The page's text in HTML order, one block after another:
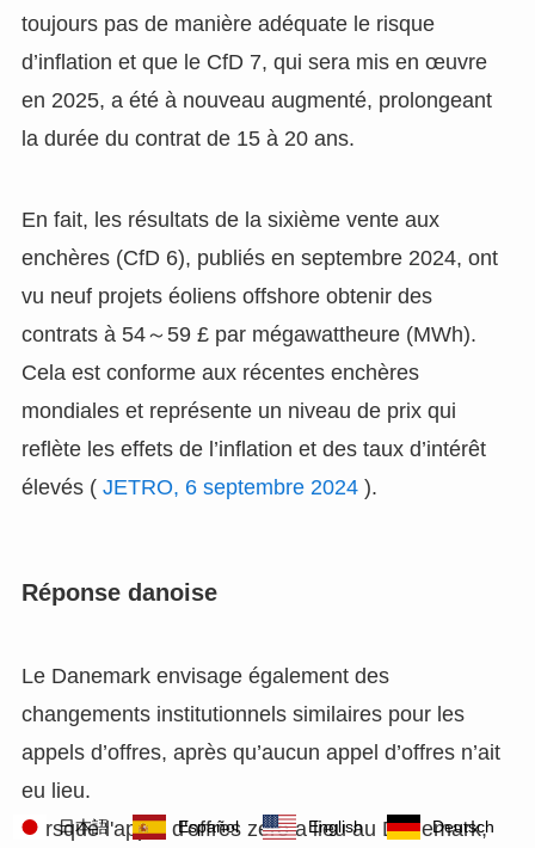
toujours pas de manière adéquate le risque
d’inflation et que le CfD 7, qui sera mis en œuvre
en 2025, a été à nouveau augmenté, prolongeant
la durée du contrat de 15 à 20 ans.
En fait, les résultats de la sixième vente aux
enchères (CfD 6), publiés en septembre 2024, ont
vu neuf projets éoliens offshore obtenir des
contrats à 54～59 £ par mégawattheure (MWh).
Cela est conforme aux récentes enchères
mondiales et représente un niveau de prix qui
reflète les effets de l’inflation et des taux d’intérêt
élevés ( JETRO, 6 septembre 2024 ).
Réponse danoise
Le Danemark envisage également des
changements institutionnels similaires pour les
appels d’offres, après qu’aucun appel d’offres n’ait
eu lieu.
Lorsque l'appel d'offres zéro a lieu au Danemark,
Deutsch
English
Español
日本語